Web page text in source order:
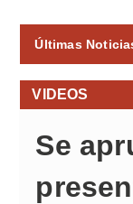
Últimas
VIDEOS
Se